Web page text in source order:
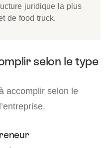
juridique la plus
de food truck.
selon le type
accomplir selon le